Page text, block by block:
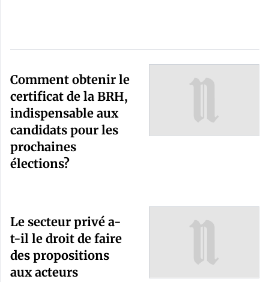
Comment obtenir le
certificat de la BRH,
indispensable aux
candidats pour les
prochaines
élections?
Le secteur privé a-
t-il le droit de faire
des propositions
aux acteurs